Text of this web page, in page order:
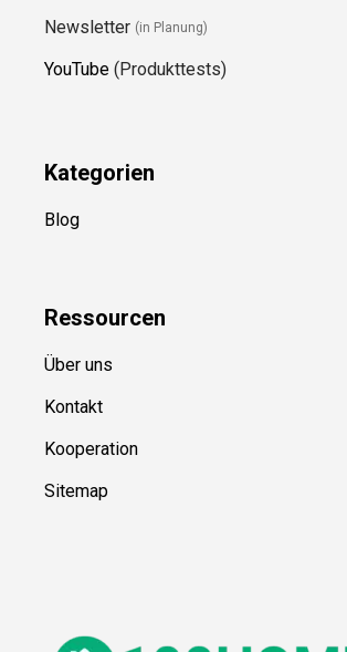
Newsletter (in Planung)
YouTube (Produkttests)
Kategorien
Blog
Ressourcen
Über uns
Kontakt
Kooperation
Sitemap